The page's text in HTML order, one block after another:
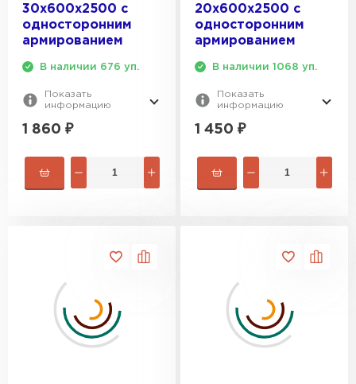
30х600х2500 с
односторонним
армированием
В наличии 676 уп.
Показать
информацию
1 860 ₽
20х600х2500 с
односторонним
армированием
В наличии 1068 уп.
Показать
информацию
1 450 ₽